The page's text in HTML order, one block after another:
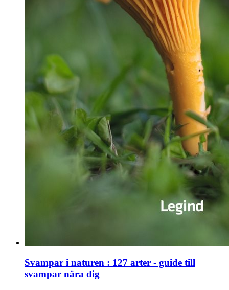
Svampar i naturen : 127 arter - guide till
svampar nära dig